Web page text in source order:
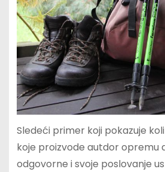
Sledeći primer koji pokazuje
koje proizvode autdor opremu
odgovorne i svoje poslovanje